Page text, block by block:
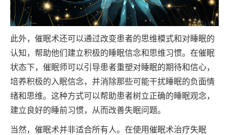
此外，催眠术还可以通过改变患者的思维模式和对睡眠的
认知，帮助他们建立积极的睡眠信念和思维习惯。在催眠
状态下，催眠师可以引导患者重塑对睡眠的期待和信心，
培养积极的入眠信念，并消除那些可能干扰睡眠的负面情
绪和思维。这种方式可以帮助患者树立正确的睡眠观念，
建立良好的睡前习惯，从而改善失眠问题。
当然，催眠术并非适合所有人。在使用催眠术治疗失眠